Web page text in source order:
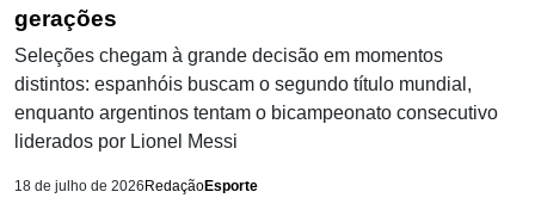
gerações
Seleções chegam à grande decisão em momentos
distintos: espanhóis buscam o segundo título mundial,
enquanto argentinos tentam o bicampeonato consecutivo
liderados por Lionel Messi
18 de julho de 2026 RedaçãoEsporte